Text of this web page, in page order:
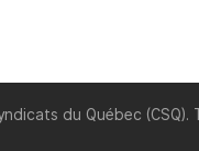
du Québec (CSQ).